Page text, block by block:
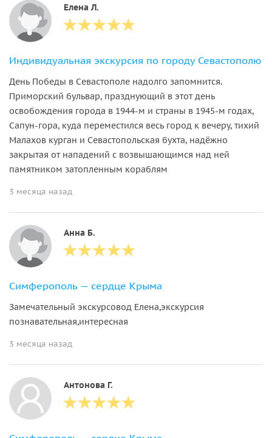
Елена Л.
Индивидуальная экскурсия по городу Севастополю
День Победы в Севастополе надолго запомнится.
Приморский бульвар, празднующий в этот день
освобождения города в 1944-м и страны в 1945-м годах,
Сапун-гора, куда переместился весь город к вечеру, тихий
Малахов курган и Севастопольская бухта, надёжно
закрытая от нападений с возвышающимся над ней
памятником затопленным кораблям
3 месяца назад
Анна Б.
Симферополь — сердце Крыма
Замечательный экскурсовод Елена,экскурсия
познавательная,интересная
3 месяца назад
Антонова Г.